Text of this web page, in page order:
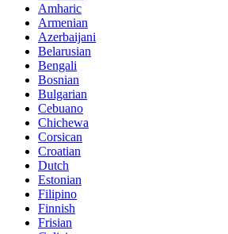
Amharic
Armenian
Azerbaijani
Belarusian
Bengali
Bosnian
Bulgarian
Cebuano
Chichewa
Corsican
Croatian
Dutch
Estonian
Filipino
Finnish
Frisian